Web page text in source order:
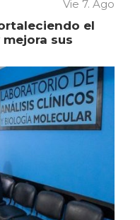
Vie 7. Ago
el
sus